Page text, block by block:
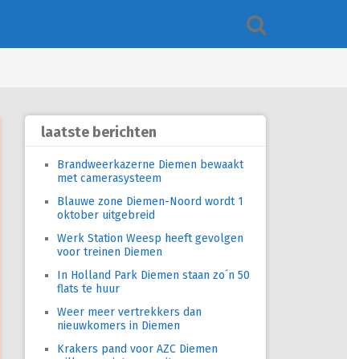
laatste berichten
Brandweerkazerne Diemen bewaakt
met camerasysteem
Blauwe zone Diemen-Noord wordt 1
oktober uitgebreid
Werk Station Weesp heeft gevolgen
voor treinen Diemen
In Holland Park Diemen staan zo´n 50
flats te huur
Weer meer vertrekkers dan
nieuwkomers in Diemen
Krakers pand voor AZC Diemen